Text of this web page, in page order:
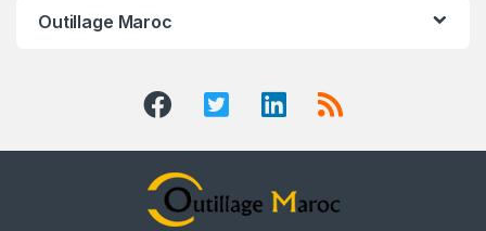
Outillage Maroc